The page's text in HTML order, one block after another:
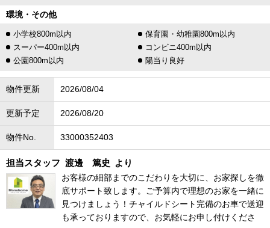
環境・その他
小学校800m以内
保育園・幼稚園800m以内
スーパー400m以内
コンビニ400m以内
公園800m以内
陽当り良好
物件更新 2026/08/04
更新予定 2026/08/20
物件No. 33000352403
担当スタッフ 渡邊 篤史 より
お客様の細部までのこだわりを大切に、お家探しを徹
底サポート致します。ご予算内で理想のお家を一緒に
見つけましょう！チャイルドシート完備のお車で送迎
も承っておりますので、お気軽にお申し付けくださ